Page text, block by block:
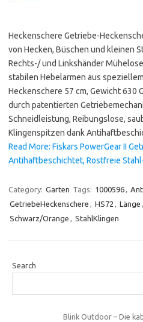
Heckenschere Getriebe-
von Hecken, Büschen und kleinen
Rechts-/ und Linkshänder
stabilen Hebelarmen aus
Heckenschere 57 cm, Gewicht 630
durch patentierten
Schneidleistung, Reibungslose,
Klingenspitzen dank
Read More: Fiskars PowerGear II
Antihaftbeschichtet, Rostfreie
Category: Garten Tags: 1000596,
GetriebeHeckenschere , HS72 , Länge ,
Schwarz/Orange , StahlKlingen
Search
Blink Outdoor – Die